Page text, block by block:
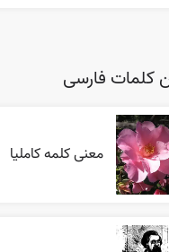
کلمات فارسی
معنی کلمه کاملیا